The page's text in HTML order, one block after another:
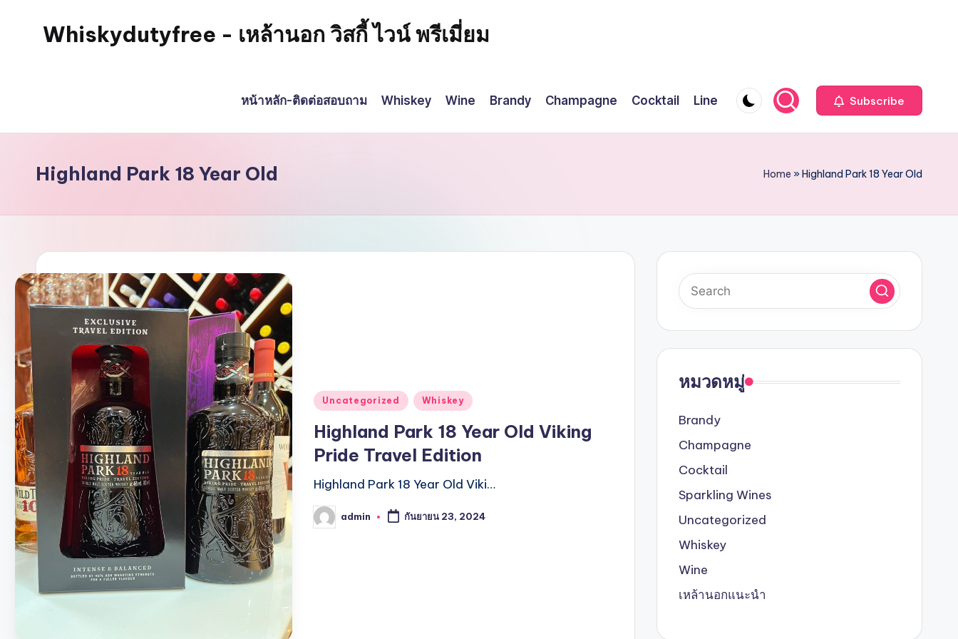
Whiskydutyfree - เหล้านอก วิสกี้ ไวน์ พรีเมี่ยม
ไวน์
alcoholdrinkstore
รัน
ตี
ประกัน
สินค้า
ส่ง
หน้า
บ้าน
2024
หน้าหลัก-ติดต่อสอบถาม Whiskey Wine Brandy Champagne Cocktail Line Subscribe
Highland Park 18 Year Old Home »Highland Park 18 Year Old
Posted
Uncategorized Whiskey
Highland Park 18 Year Old Viking
Pride Travel Edition
Highland Park 18 Year Old Viki…
Posted
by
admin กันยายน 23, 2024
หมวดหมู่
Brandy
Champagne
Cocktail
Sparkling Wines
Uncategorized
Whiskey
Wine
เหล้านอกแนะนำ